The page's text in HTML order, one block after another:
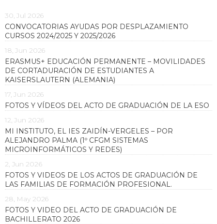
30, Jul 2026
CONVOCATORIAS AYUDAS POR DESPLAZAMIENTO
CURSOS 2024/2025 Y 2025/2026
18, Jun 2026
ERASMUS+ EDUCACIÓN PERMANENTE – MOVILIDADES
DE CORTADURACIÓN DE ESTUDIANTES A
KAISERSLAUTERN (ALEMANIA)
17, Jun 2026
FOTOS Y VÍDEOS DEL ACTO DE GRADUACIÓN DE LA ESO
12, Jun 2026
MI INSTITUTO, EL IES ZAIDÍN-VERGELES – POR
ALEJANDRO PALMA (1º CFGM SISTEMAS
MICROINFORMÁTICOS Y REDES)
2, Jun 2026
FOTOS Y VIDEOS DE LOS ACTOS DE GRADUACIÓN DE
LAS FAMILIAS DE FORMACIÓN PROFESIONAL.
28, May 2026
FOTOS Y VIDEO DEL ACTO DE GRADUACIÓN DE
BACHILLERATO 2026